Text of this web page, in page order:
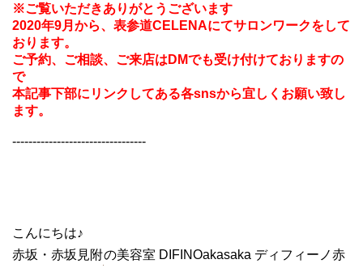
※ご覧いただきありがとうございます
2020年9月から、表参道CELENAにてサロンワークをして
おります。
ご予約、ご相談、ご来店はDMでも受け付けておりますの
で
本記事下部にリンクしてある各snsから宜しくお願い致し
ます。
---------------------------------
こんにちは♪
赤坂・赤坂見附の美容室 DIFINOakasaka ディフィーノ赤